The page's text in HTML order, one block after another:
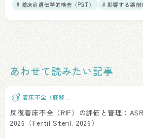
# 着床前遺伝学的検査（PGT）
# 影響する薬剤
あわせて読みたい記事
着床不全（胚移
反復着床不全（RIF）の評価と管理：
2026（Fertil Steril. 2026）